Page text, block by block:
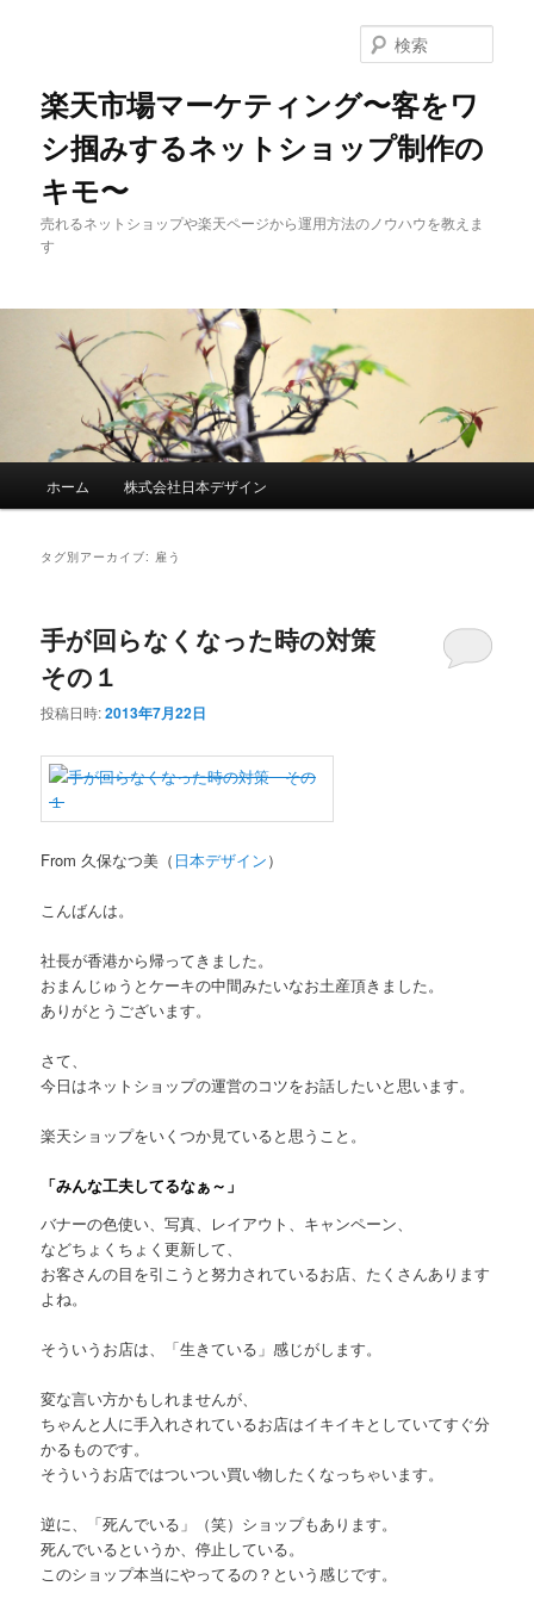
楽天市場マーケティング〜客をワ
シ掴みするネットショップ制作の
キモ〜
売れるネットショップや楽天ページから運用方法のノウハウを教えま
す
索
メインコンテンツへ移動
サブコンテンツへ移動
ホーム 株式会社日本デザイン
タグ別アーカイブ: 雇う
手が回らなくなった時の対策
その１
投稿日時:2013年7月22日
From 久保なつ美（ 日本デザイン）
こんばんは。
社長が香港から帰ってきました。
おまんじゅうとケーキの中間みたいなお土産頂きました。
ありがとうございます。
さて、
今日はネットショップの運営のコツをお話したいと思います。
楽天ショップをいくつか見ていると思うこと。
「みんな工夫してるなぁ～」
バナーの色使い、写真、レイアウト、キャンペーン、
などちょくちょく更新して、
お客さんの目を引こうと努力されているお店、たくさんあります
よね。
そういうお店は、「生きている」感じがします。
変な言い方かもしれませんが、
ちゃんと人に手入れされているお店はイキイキとしていてすぐ分
かるものです。
そういうお店ではついつい買い物したくなっちゃいます。
逆に、「死んでいる」（笑）ショップもあります。
死んでいるというか、停止している。
このショップ本当にやってるの？という感じです。